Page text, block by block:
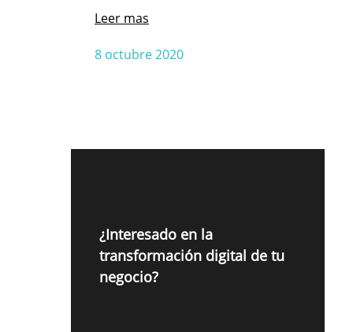
8 octubre 2020
Leer mas
¿Interesado en la
transformación digital de tu
negocio?